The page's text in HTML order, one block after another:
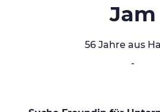
Jam
56 Jahre aus
-